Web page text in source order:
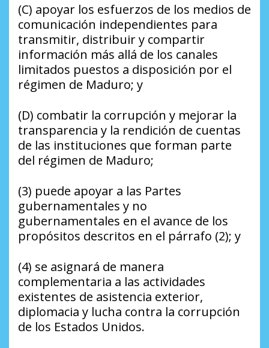
(C) apoyar los esfuerzos de los medios de
comunicación independientes para
transmitir, distribuir y compartir
información más allá de los canales
limitados puestos a disposición por el
régimen de Maduro; y
(D) combatir la corrupción y mejorar la
transparencia y la rendición de cuentas
de las instituciones que forman parte
del régimen de Maduro;
(3) puede apoyar a las Partes
gubernamentales y no
gubernamentales en el avance de los
propósitos descritos en el párrafo (2); y
(4) se asignará de manera
complementaria a las actividades
existentes de asistencia exterior,
diplomacia y lucha contra la corrupción
de los Estados Unidos.